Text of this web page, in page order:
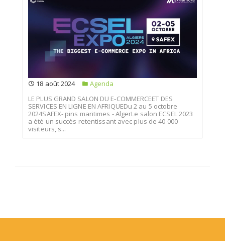
18 août 2024
Agenda
LE PLUS GRAND SALON DU E-COMMERCEET DES
SERVICES EN LIGNE EN AFRIQUEDu 2 au 5 octobre
2024SAFEX- pins maritimes - AlgerLe salon ECSEL 2023
a été un succès retentissant avec plus de 40 000
visiteurs, s...